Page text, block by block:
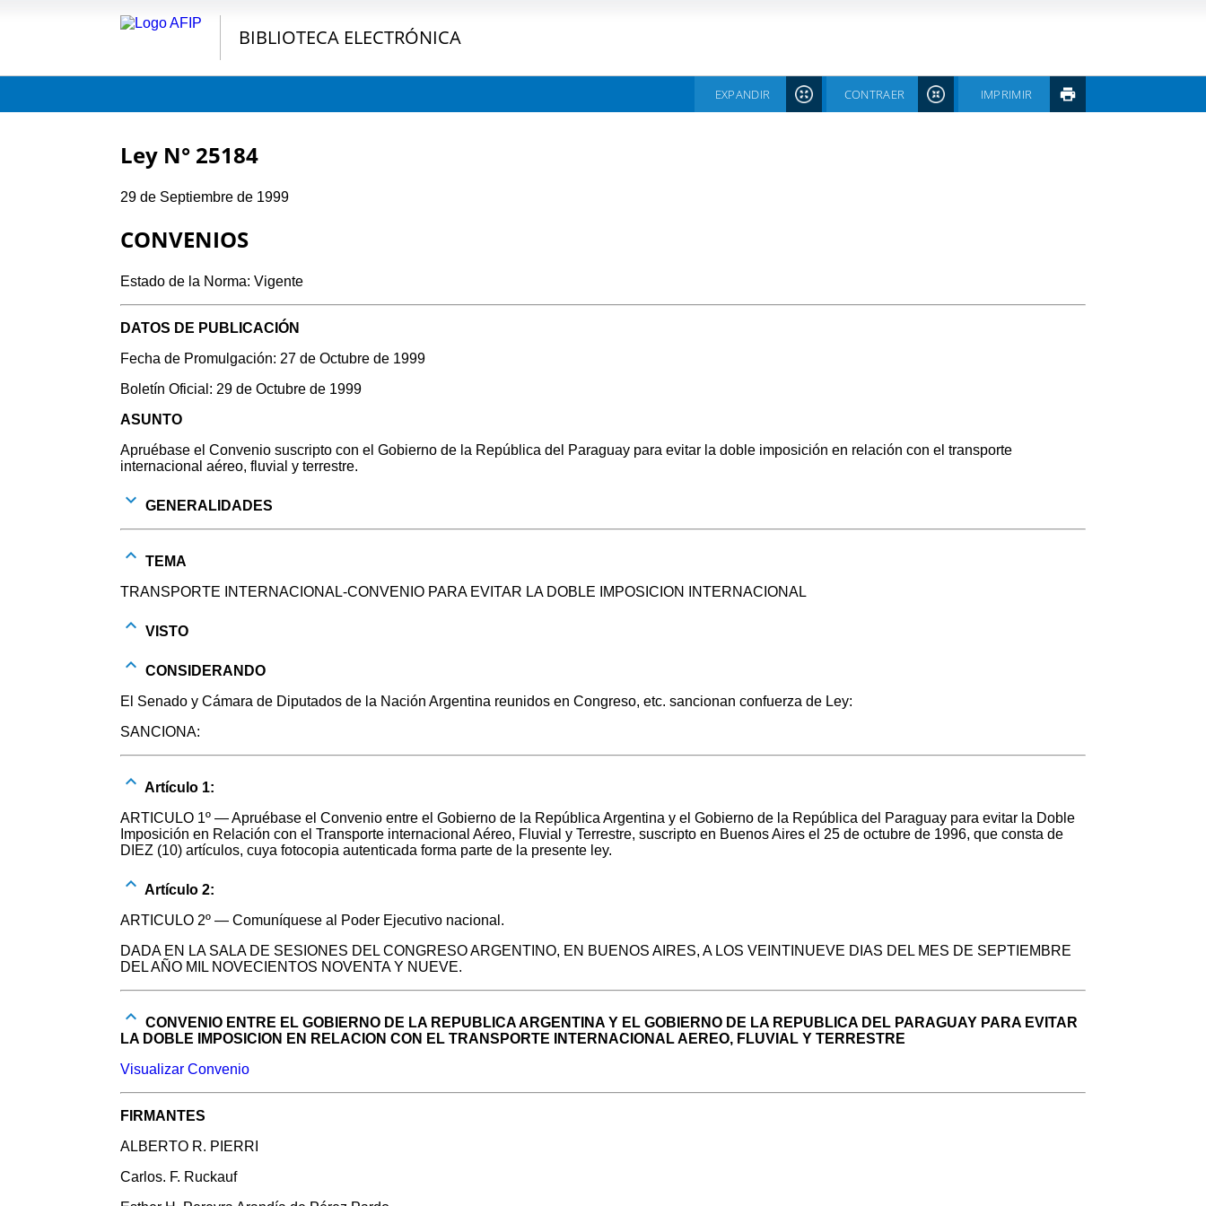
BIBLIOTECA ELECTRÓNICA
IMPRIMIR
CONTRAER
EXPANDIR
Ley N° 25184
29 de Septiembre de 1999
CONVENIOS
Estado de la Norma: Vigente
DATOS DE PUBLICACIÓN
Fecha de Promulgación: 27 de Octubre de 1999
Boletín Oficial: 29 de Octubre de 1999
ASUNTO
Apruébase el Convenio suscripto con el Gobierno de la República del Paraguay para evitar la doble imposición en relación con el transporte
internacional aéreo, fluvial y terrestre.
GENERALIDADES
TEMA
TRANSPORTE INTERNACIONAL-CONVENIO PARA EVITAR LA DOBLE IMPOSICION INTERNACIONAL
VISTO
CONSIDERANDO
El Senado y Cámara de Diputados de la Nación Argentina reunidos en Congreso, etc. sancionan confuerza de Ley:
SANCIONA:
Artículo 1:
ARTICULO 1º — Apruébase el Convenio entre el Gobierno de la República Argentina y el Gobierno de la República del Paraguay para evitar la Doble
Imposición en Relación con el Transporte internacional Aéreo, Fluvial y Terrestre, suscripto en Buenos Aires el 25 de octubre de 1996, que consta de
DIEZ (10) artículos, cuya fotocopia autenticada forma parte de la presente ley.
Artículo 2:
ARTICULO 2º — Comuníquese al Poder Ejecutivo nacional.
DADA EN LA SALA DE SESIONES DEL CONGRESO ARGENTINO, EN BUENOS AIRES, A LOS VEINTINUEVE DIAS DEL MES DE SEPTIEMBRE
DEL AÑO MIL NOVECIENTOS NOVENTA Y NUEVE.
CONVENIO ENTRE EL GOBIERNO DE LA REPUBLICA ARGENTINA Y EL GOBIERNO DE LA REPUBLICA DEL PARAGUAY PARA EVITAR
LA DOBLE IMPOSICION EN RELACION CON EL TRANSPORTE INTERNACIONAL AEREO, FLUVIAL Y TERRESTRE
Visualizar Convenio
FIRMANTES
ALBERTO R. PIERRI
Carlos. F. Ruckauf